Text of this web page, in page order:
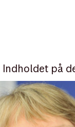
Indholdet på